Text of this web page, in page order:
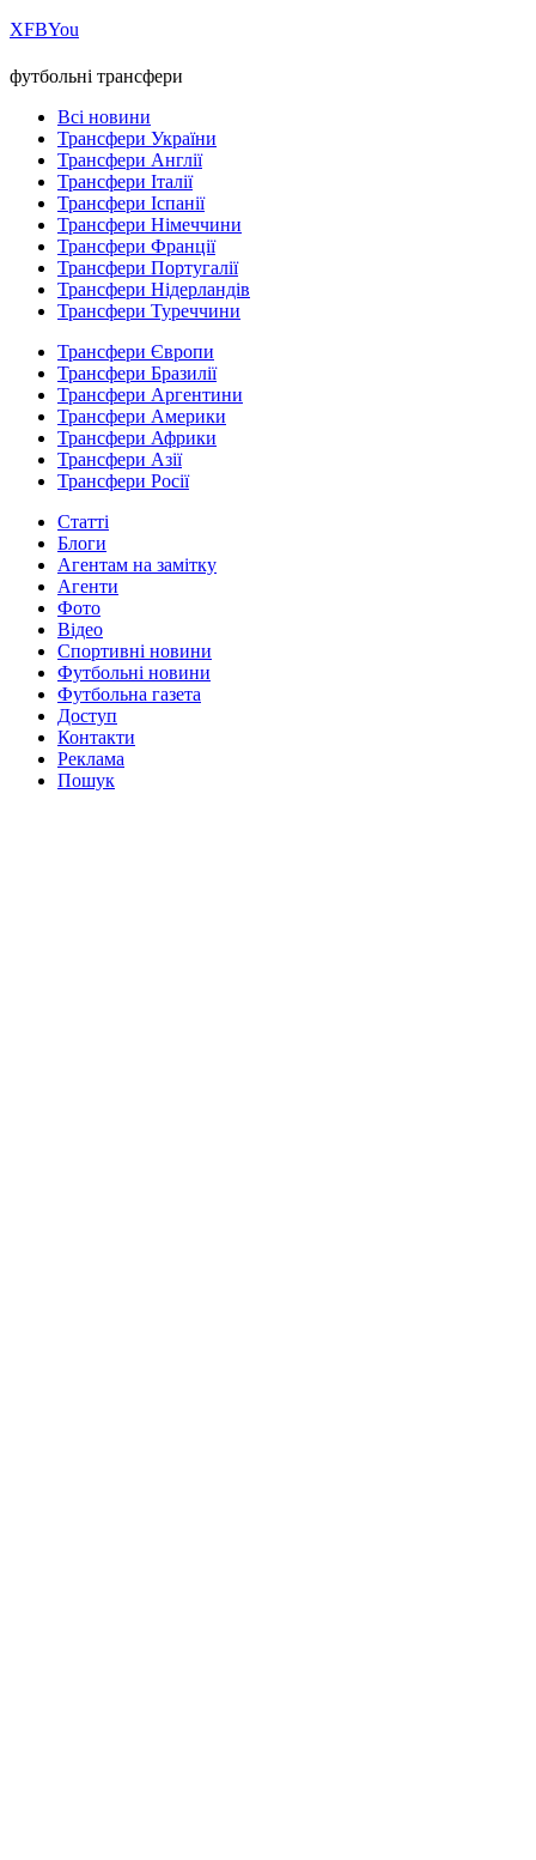
ХFBYou
футбольні трансфери
Всі новини
Трансфери України
Трансфери Англії
Трансфери Італії
Трансфери Іспанії
Трансфери Німеччини
Трансфери Франції
Трансфери Португалії
Трансфери Нідерландів
Трансфери Туреччини
Трансфери Європи
Трансфери Бразилії
Трансфери Аргентини
Трансфери Америки
Трансфери Африки
Трансфери Азії
Трансфери Росії
Статті
Блоги
Агентам на замітку
Агенти
Фото
Відео
Спортивні новини
Футбольні новини
Футбольна газета
Доступ
Контакти
Реклама
Пошук